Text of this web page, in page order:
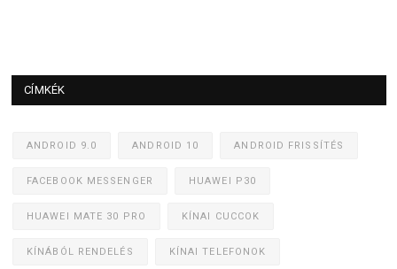
CÍMKÉK
ANDROID 9.0 ANDROID 10 ANDROID FRISSÍTÉS
FACEBOOK MESSENGER HUAWEI P30
HUAWEI MATE 30 PRO KÍNAI CUCCOK
KÍNÁBÓL RENDELÉS KÍNAI TELEFONOK